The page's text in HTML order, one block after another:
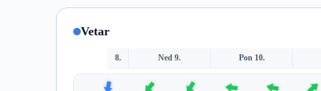
Vetar
8. Ned 9. Pon 10.